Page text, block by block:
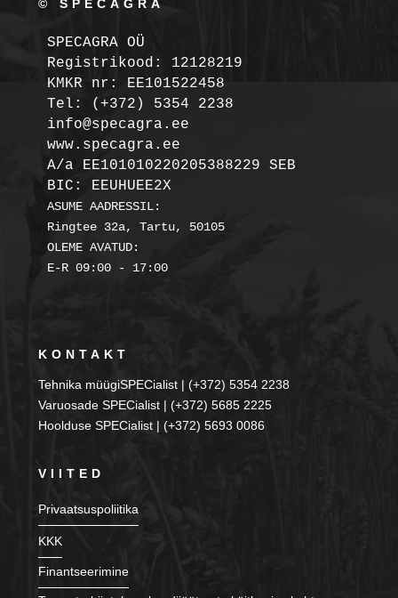
© SPECAGRA
SPECAGRA OÜ
Registrikood: 12128219
KMKR nr: EE101522458
Tel: (+372) 5354 2238
info@specagra.ee
A/a EE101010220205388229 SEB
BIC: EEUHUEE2X
ASUME AADRESSIL:
Ringtee 32a, Tartu, 50105
OLEME AVATUD:
E-R 09:00 - 17:00
KONTAKT
Tehnika müügiSPECialist | (+372) 5354 2238
Varuosade SPECialist | (+372) 5685 2225
Hoolduse SPECialist | (+372) 5693 0086
VIITED
Privaatsuspoliitika
KKK
Finantseerimine